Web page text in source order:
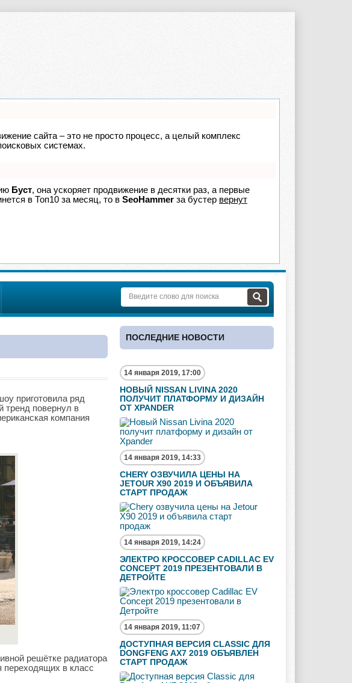
сайта – это не просто процесс, а целый комплекс
системах.
Буст, она ускоряет продвижение в десятки раз, а первые
в Топ10 за месяц, то в SeoHammer за бустер вернут
приготовила ряд
тренд повернул в
компания
решётке радиатора
переходящих в класс
ПОСЛЕДНИЕ НОВОСТИ
14 января 2019, 17:00
НОВЫЙ NISSAN LIVINA 2020
ПОЛУЧИТ ПЛАТФОРМУ И ДИЗАЙН
ОТ XPANDER
14 января 2019, 14:33
CHERY ОЗВУЧИЛА ЦЕНЫ НА
JETOUR X90 2019 И ОБЪЯВИЛА
СТАРТ ПРОДАЖ
14 января 2019, 14:24
ЭЛЕКТРО КРОССОВЕР CADILLAC EV
CONCEPT 2019 ПРЕЗЕНТОВАЛИ В
ДЕТРОЙТЕ
14 января 2019, 11:07
ДОСТУПНАЯ ВЕРСИЯ CLASSIC ДЛЯ
DONGFENG AX7 2019 ОБЪЯВЛЕН
СТАРТ ПРОДАЖ